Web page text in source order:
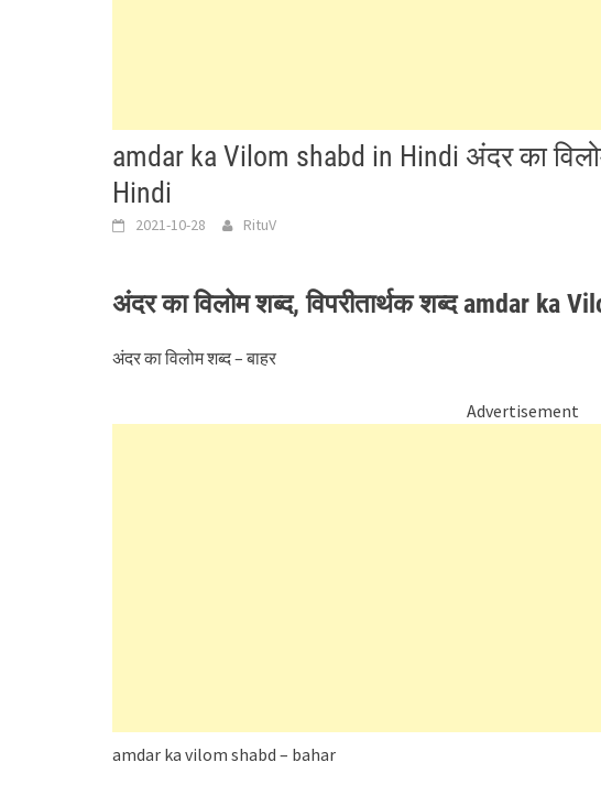
amdar ka Vilom shabd in Hindi अंदर का
Hindi
2021-10-28 RituV
अंदर का विलोम शब्द, विपरीतार्थक शब्द amdar ka
अंदर का विलोम शब्द – बाहर
Advertisement
amdar ka vilom shabd – bahar